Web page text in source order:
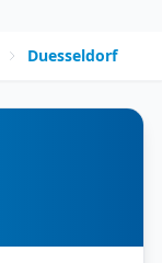
Duesseldorf